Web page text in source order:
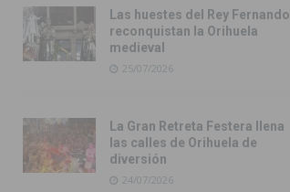
Las huestes del Rey Fernando
reconquistan la Orihuela
medieval
25/07/2026
La Gran Retreta Festera llena
las calles de Orihuela de
diversión
24/07/2026